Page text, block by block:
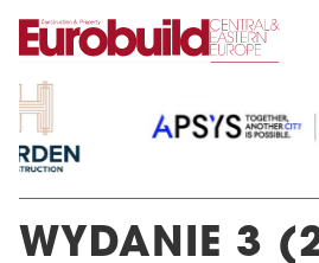
WYDANIE 3